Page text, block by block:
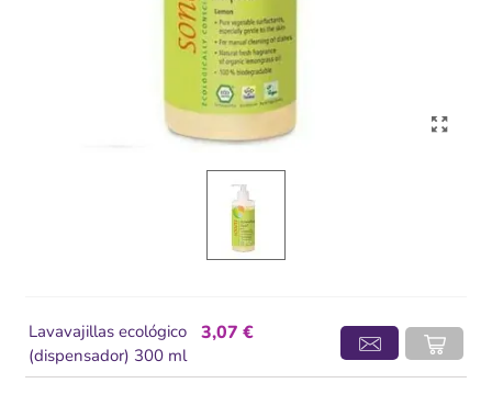
Lavavajillas ecológico
(dispensador) 300 ml
3,07 €